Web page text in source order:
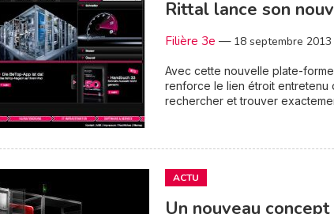
Rittal lance son
Filière 3e — 18 septembre 2013
Avec cette nouvelle plate-
renforce le lien étroit entretenu
rechercher et trouver
ACTU
Un nouveau